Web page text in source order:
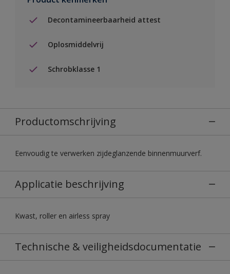
Decontamineerbaarheid attest
Oplosmiddelvrij
Schrobklasse 1
Productomschrijving
Eenvoudig te verwerken zijdeglanzende binnenmuurverf.
Applicatie beschrijving
Kwast, roller en airless spray
Technische & veiligheidsdocumentatie